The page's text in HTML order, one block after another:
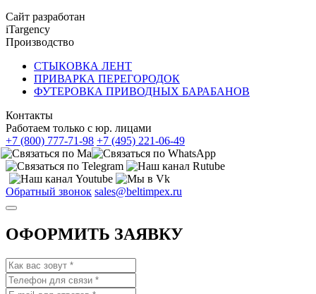
Сайт разработан
iTargency
Производство
СТЫКОВКА ЛЕНТ
ПРИВАРКА ПЕРЕГОРОДОК
ФУТЕРОВКА ПРИВОДНЫХ БАРАБАНОВ
Контакты
Работаем только с юр. лицами
+7 (800) 777-71-98 +7 (495) 221-06-49
Обратный звонок sales@beltimpex.ru
ОФОРМИТЬ ЗАЯВКУ